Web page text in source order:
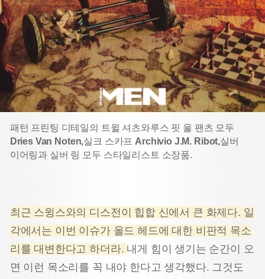
패턴 프린팅 디테일의 트윌 셔츠와루스 핏 울 팬츠 모두
Dries Van Noten,실크 스카프 Archivio J.M. Ribot,실버
이어링과 실버 링 모두 스타일리스트 소장품.
최근 스윙스와의 디스전이 힙합 신에서 큰 화제다. 일
각에서는 이번 이슈가 올드 헤드에 대한 비판적 목소
리를 대변한다고 하더라. 내게 힘이 생기는 순간이 오
면 이런 목소리를 꼭 내야 한다고 생각했다. 그것도